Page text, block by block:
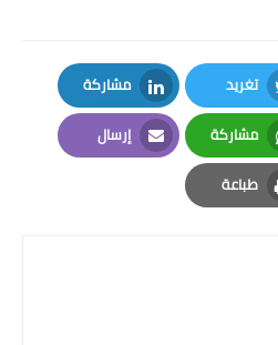
تغريد
Twitter
مشاركة
LinkedIn
مشاركة
Whatsapp
إرسال
Email
طباعة
Print